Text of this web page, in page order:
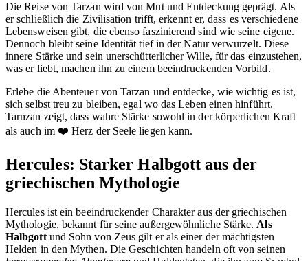
Die Reise von Tarzan wird von Mut und Entdeckung geprägt. Als
er schließlich die Zivilisation trifft, erkennt er, dass es verschiedene
Lebensweisen gibt, die ebenso faszinierend sind wie seine eigene.
Dennoch bleibt seine Identität tief in der Natur verwurzelt. Diese
innere Stärke und sein unerschütterlicher Wille, für das einzustehen,
was er liebt, machen ihn zu einem beeindruckenden Vorbild.
Erlebe die Abenteuer von Tarzan und entdecke, wie wichtig es ist,
sich selbst treu zu bleiben, egal wo das Leben einen hinführt.
Tarnzan zeigt, dass wahre Stärke sowohl in der körperlichen Kraft
als auch im ❤️ Herz der Seele liegen kann.
Hercules: Starker Halbgott aus der
griechischen Mythologie
Hercules ist ein beeindruckender Charakter aus der griechischen
Mythologie, bekannt für seine außergewöhnliche Stärke. Als
Halbgottund Sohn von Zeus gilt er als einer der mächtigsten
Helden in den Mythen. Die Geschichten handeln oft von seinen